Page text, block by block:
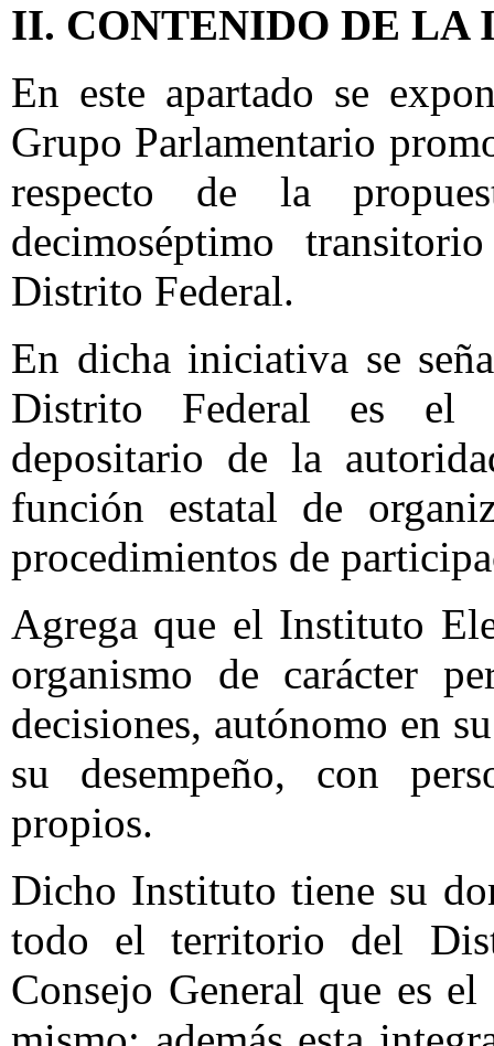
II. CONTENIDO DE LA
En este apartado se
Grupo Parlamentario
respecto de la
decimoséptimo
Distrito Federal.
En dicha iniciativa se
Distrito Federal es el
depositario de la
función estatal de
procedimientos de
Agrega que el Instituto
organismo de carácter
decisiones, autónomo en
su desempeño, con
propios.
Dicho Instituto tiene su
todo el territorio del
Consejo General que es